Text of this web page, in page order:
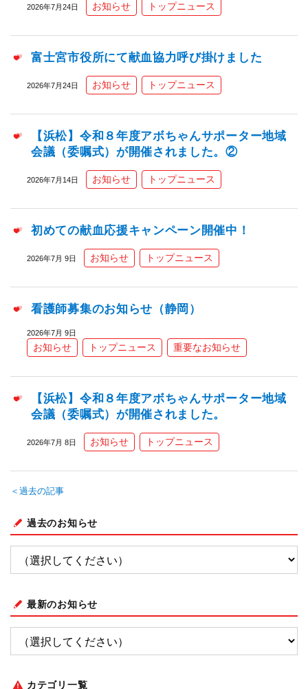
2026年7月24日 お知らせ トップニュース
富士宮市役所にて献血協力呼び掛けました
2026年7月24日 お知らせ トップニュース
【浜松】令和８年度アボちゃんサポーター地域
会議（委嘱式）が開催されました。②
2026年7月14日 お知らせ トップニュース
初めての献血応援キャンペーン開催中！
2026年7月 9日 お知らせ トップニュース
看護師募集のお知らせ（静岡）
2026年7月 9日
お知らせ トップニュース 重要なお知らせ
【浜松】令和８年度アボちゃんサポーター地域
会議（委嘱式）が開催されました。
2026年7月 8日 お知らせ トップニュース
＜過去の記事
過去のお知らせ
最新のお知らせ
カテゴリ一覧